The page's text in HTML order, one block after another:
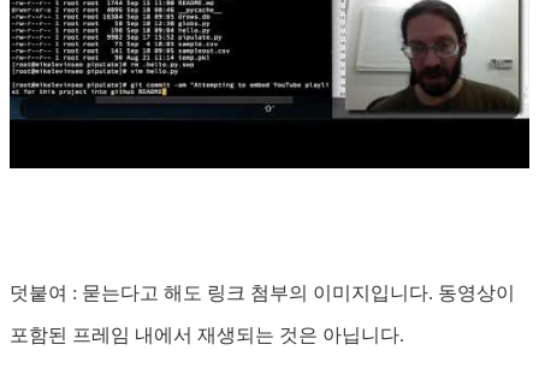
덧붙여 : 묻는다고 해도 링크 첨부의 이미지입니다. 동영상이
포함된 프레임 내에서 재생되는 것은 아닙니다.